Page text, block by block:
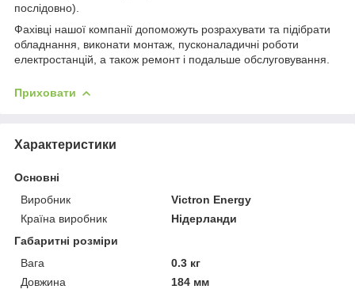
послідовно).
Фахівці нашої компанії допоможуть розрахувати та підібрати
обладнання, виконати монтаж, пусконаладичні роботи
електростанцій, а також ремонт і подальше обслуговування.
Приховати
Характеристики
Основні
Виробник
Victron Energy
Країна виробник
Нідерланди
Габаритні розміри
Вага
0.3 кг
Довжина
184 мм